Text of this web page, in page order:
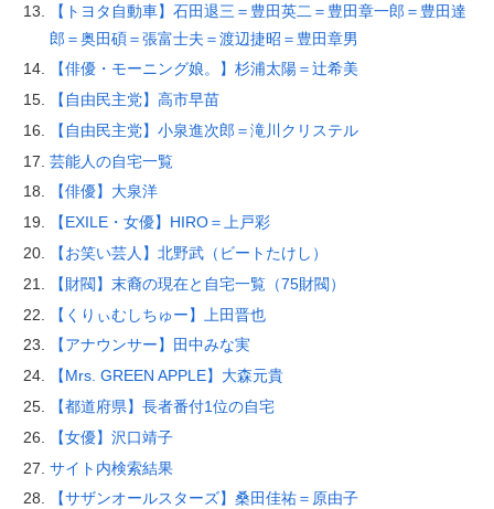
【トヨタ自動車】石田退三＝豊田英二＝豊田章一郎＝豊田達
郎＝奥田碩＝張富士夫＝渡辺捷昭＝豊田章男
【俳優・モーニング娘。】杉浦太陽＝辻希美
【自由民主党】高市早苗
【自由民主党】小泉進次郎＝滝川クリステル
芸能人の自宅一覧
【俳優】大泉洋
【EXILE・女優】HIRO＝上戸彩
【お笑い芸人】北野武（ビートたけし）
【財閥】末裔の現在と自宅一覧（75財閥）
【くりぃむしちゅー】上田晋也
【アナウンサー】田中みな実
【Mrs. GREEN APPLE】大森元貴
【都道府県】長者番付1位の自宅
【女優】沢口靖子
サイト内検索結果
【サザンオールスターズ】桑田佳祐＝原由子